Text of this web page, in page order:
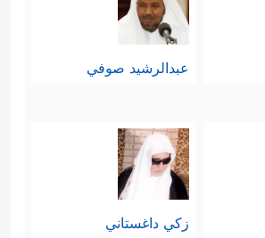
عبدالرشيد صوفي
زكي داغستاني